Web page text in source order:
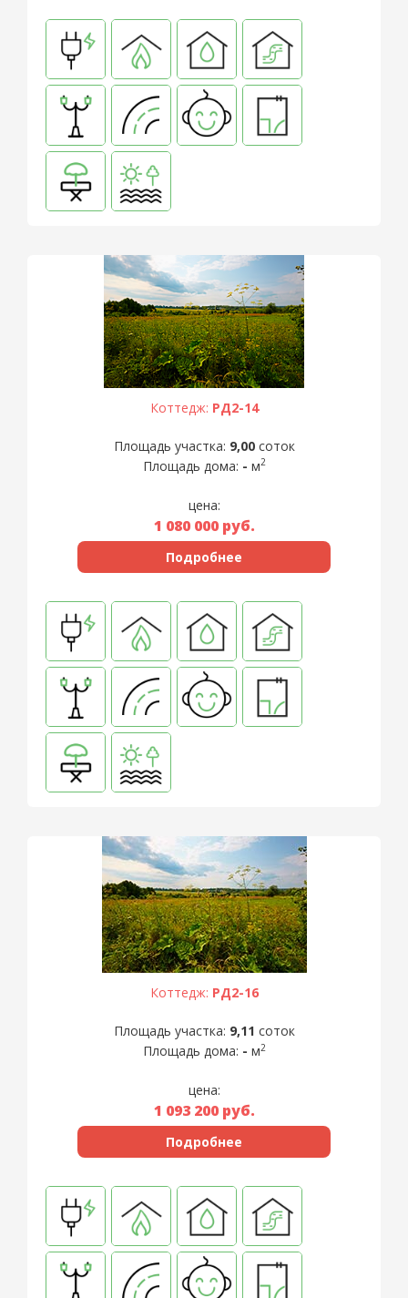
Коттедж: РД2-14
Площадь участка: 9,00соток
Площадь дома: - м2
цена:
1 080 000руб.
Подробнее
Коттедж: РД2-16
Площадь участка: 9,11 соток
Площадь дома: - м2
цена:
1 093 200руб.
Подробнее